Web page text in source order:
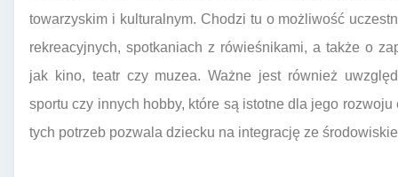
towarzyskim i kulturalnym. Chodzi tu o możliwość
rekreacyjnych, spotkaniach z rówieśnikami, a także o
jak kino, teatr czy muzea. Ważne jest również
sportu czy innych hobby, które są istotne dla jego
tych potrzeb pozwala dziecku na integrację ze